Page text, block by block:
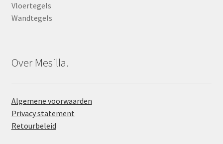
Vloertegels
Wandtegels
Over Mesilla.
Algemene voorwaarden
Privacy statement
Retourbeleid